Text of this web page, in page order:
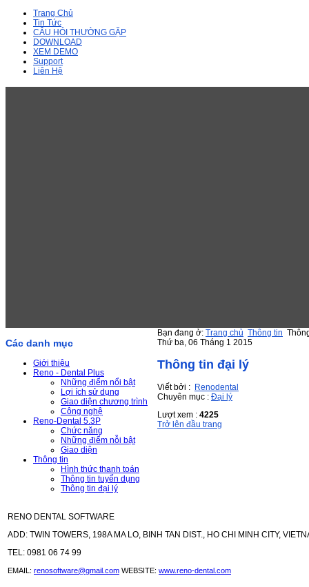
Trang Chủ
Tin Tức
CÂU HỎI THƯỜNG GẶP
DOWNLOAD
XEM DEMO
Support
Liên Hệ
Các danh mục
Giới thiệu
Reno - Dental Plus
Những điểm nổi bật
Lợi ích sử dụng
Giao diện chương trình
Công nghệ
Reno-Dental 5.3P
Chức năng
Những điểm nỗi bật
Giao diện
Thông tin
Hình thức thanh toán
Thông tin tuyển dụng
Thông tin đại lý
Bạn đang ở: Trang chủ Thông tin
Thứ ba, 06 Tháng 1 2015
Thông tin đại lý
Viết bởi : Renodental
Chuyên mục : Đại lý
Lượt xem : 4225
Trở lên đầu trang
RENO DENTAL SOFTWARE
ADD: TWIN TOWERS, 198A MA LO, BINH TAN DIST., HO CHI MINH CITY,
TEL: 0981 06 74 99
EMAIL: renosoftware@gmail.com WEBSITE: www.reno-dental.com